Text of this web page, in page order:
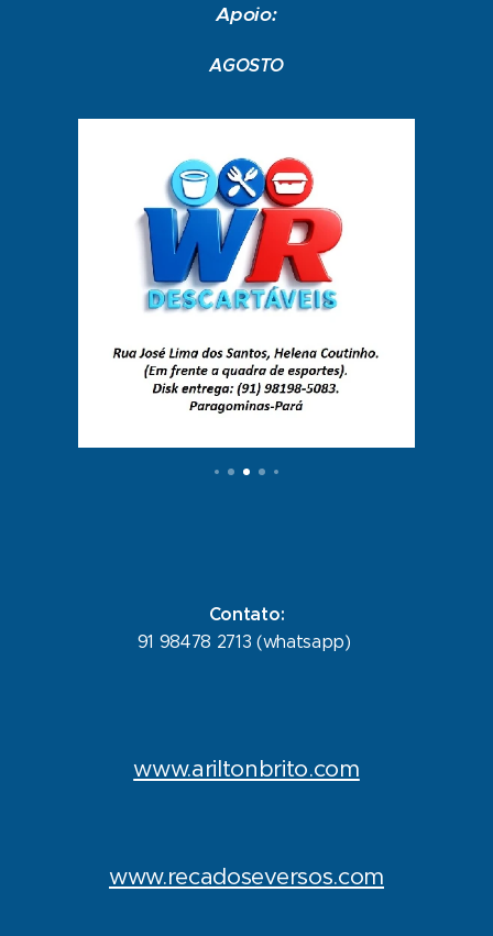
Apoio:
AGOSTO
Contato:
91 98478 2713 (whatsapp)
www.ariltonbrito.com
www.recadoseversos.com